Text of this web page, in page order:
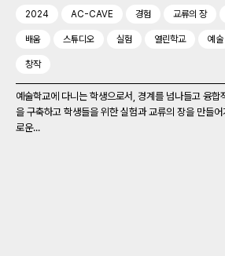
2024 AC-CAVE 경험 교류의 장
배움 스튜디오 실험 열린학교 예술
창작
예술학교에 다니는 학생으로서, 경계를 넘나들고 융합
을 구축하고 학생들을 위한 실험과 교류의 장을 만들
로운...